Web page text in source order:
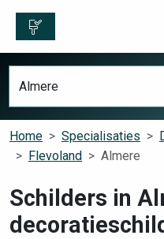
Home Specialisaties
Flevoland
Almere
Schilders in